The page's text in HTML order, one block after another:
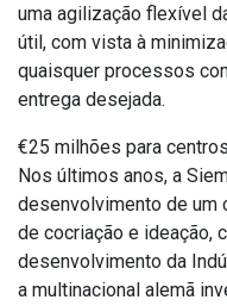
uma agilização flexível
útil, com vista à
quaisquer processos
entrega desejada.
€25 milhões para
Nos últimos anos, a
desenvolvimento de um
de cocriação e ideação,
desenvolvimento da
a multinacional alemã